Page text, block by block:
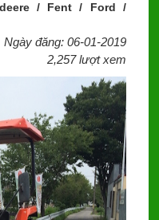
/ Fent / Ford /
Ngày đăng: 06-01-2019
2,257 lượt xem